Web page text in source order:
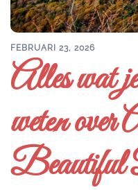
FEBRUARI 23, 2026
Alles wat
weten over
Beautiful